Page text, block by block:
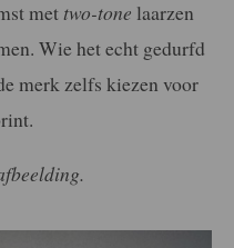
met two-tone laarzen
Wie het echt gedurfd
merk zelfs kiezen voor